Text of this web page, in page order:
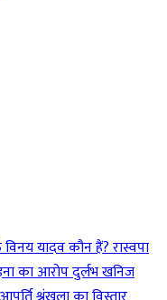
यादव कौन हैं?रास्वपा
का आरोपदुर्लभ खनिज